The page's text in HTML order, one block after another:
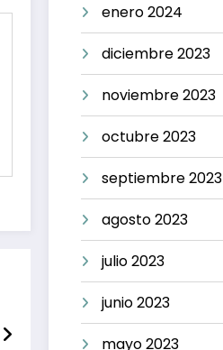
enero 2024
diciembre 2023
noviembre 2023
octubre 2023
septiembre 2023
agosto 2023
julio 2023
junio 2023
mayo 2023